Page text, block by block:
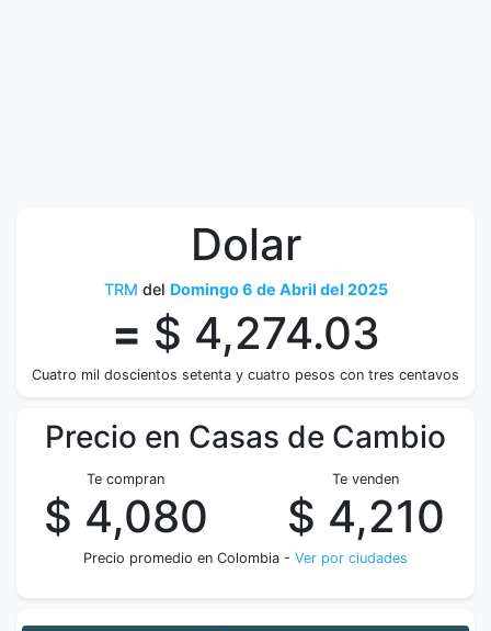
Dolar
TRM del Domingo 6 de Abril del 2025
= $ 4,274.03
Cuatro mil doscientos setenta y cuatro pesos con tres centavos
Precio en Casas de Cambio
Te compran
$ 4,080
Te venden
$ 4,210
Precio promedio en Colombia - Ver por ciudades